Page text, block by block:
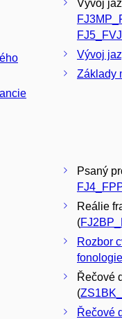
Vývoj
Vývoj
Základy
Psaný
Reálie
(
Rozbor
fonologie
Řečové
(
Řečové